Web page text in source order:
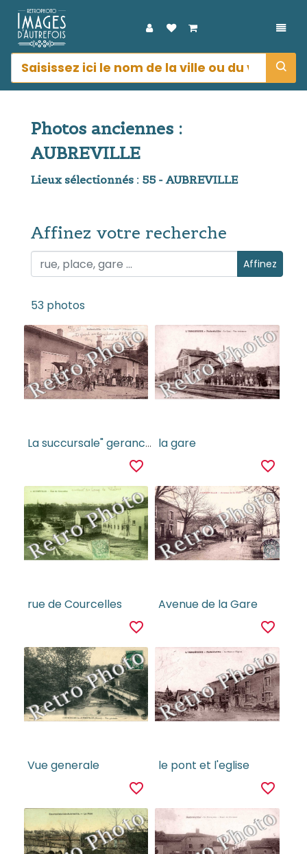
Photos anciennes :
AUBREVILLE
Lieux sélectionnés : 55 - AUBREVILLE
Affinez votre recherche
Affinez votre recherche Affinez
53 photos
La succursale" gerance bure
favorite_border
la gare
favorite_border
rue de Courcelles
favorite_border
Avenue de la Gare
favorite_border
Vue generale
favorite_border
le pont et l'eglise
favorite_border